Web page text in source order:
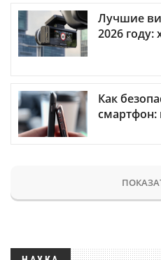
Лучшие
2026
Как
смартфон: